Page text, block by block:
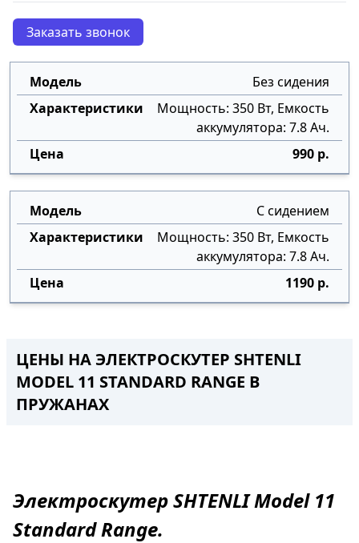
Заказать звонок
Без сидения
Мощность: 350 Вт, Емкость
аккумулятора: 7.8 Ач.
990 р.
С сидением
Мощность: 350 Вт, Емкость
аккумулятора: 7.8 Ач.
1190 р.
ЦЕНЫ НА ЭЛЕКТРОСКУТЕР SHTENLI
MODEL 11 STANDARD RANGE В
ПРУЖАНАХ
ЭлектроскутерSHTENLIModel 11
Standard Range.